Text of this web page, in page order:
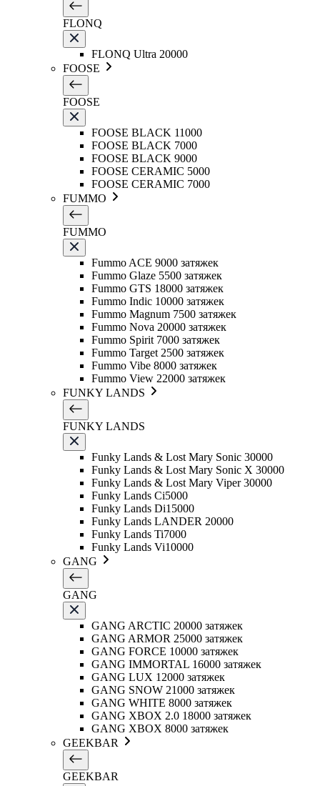
FLONQ
FLONQ Ultra 20000
FOOSE
FOOSE
FOOSE BLACK 11000
FOOSE BLACK 7000
FOOSE BLACK 9000
FOOSE CERAMIC 5000
FOOSE CERAMIC 7000
FUMMO
FUMMO
Fummo ACE 9000 затяжек
Fummo Glaze 5500 затяжек
Fummo GTS 18000 затяжек
Fummo Indic 10000 затяжек
Fummo Magnum 7500 затяжек
Fummo Nova 20000 затяжек
Fummo Spirit 7000 затяжек
Fummo Target 2500 затяжек
Fummo Vibe 8000 затяжек
Fummo View 22000 затяжек
FUNKY LANDS
FUNKY LANDS
Funky Lands & Lost Mary Sonic 30000
Funky Lands & Lost Mary Sonic X 30000
Funky Lands & Lost Mary Viper 30000
Funky Lands Ci5000
Funky Lands Di15000
Funky Lands LANDER 20000
Funky Lands Ti7000
Funky Lands Vi10000
GANG
GANG
GANG ARCTIC 20000 затяжек
GANG ARMOR 25000 затяжек
GANG FORCE 10000 затяжек
GANG IMMORTAL 16000 затяжек
GANG LUX 12000 затяжек
GANG SNOW 21000 затяжек
GANG WHITE 8000 затяжек
GANG XBOX 2.0 18000 затяжек
GANG XBOX 8000 затяжек
GEEKBAR
GEEKBAR